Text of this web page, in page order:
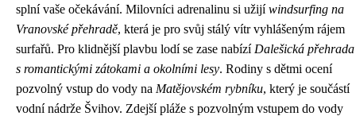
splní vaše očekávání. Milovníci adrenalinu si užijíwindsurfing na
Vranovské přehradě, která je pro svůj stálý vítr vyhlášeným rájem
surfařů. Pro klidnější plavbu lodí se zase nabízí Dalešická přehrada
s romantickými zátokami a okolními lesy. Rodiny s dětmi ocení
pozvolný vstup do vody na Matějovském rybníku, který je součástí
vodní nádrže Švihov. Zdejší pláže s pozvolným vstupem do vody